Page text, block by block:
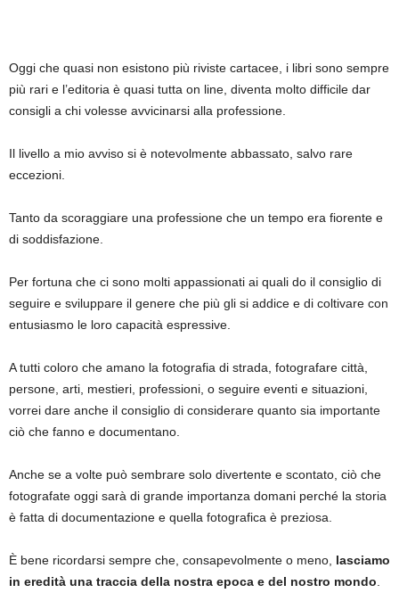
Oggi che quasi non esistono più riviste cartacee, i libri sono sempre
più rari e l’editoria è quasi tutta on line, diventa molto difficile dar
consigli a chi volesse avvicinarsi alla professione.
Il livello a mio avviso si è notevolmente abbassato, salvo rare
eccezioni.
Tanto da scoraggiare una professione che un tempo era fiorente e
di soddisfazione.
Per fortuna che ci sono molti appassionati ai quali do il consiglio di
seguire e sviluppare il genere che più gli si addice e di coltivare con
entusiasmo le loro capacità espressive.
A tutti coloro che amano la fotografia di strada, fotografare città,
persone, arti, mestieri, professioni, o seguire eventi e situazioni,
vorrei dare anche il consiglio di considerare quanto sia importante
ciò che fanno e documentano.
Anche se a volte può sembrare solo divertente e scontato, ciò che
fotografate oggi sarà di grande importanza domani perché la storia
è fatta di documentazione e quella fotografica è preziosa.
È bene ricordarsi sempre che, consapevolmente o meno, lasciamo
in eredità una traccia della nostra epoca e del nostro mondo